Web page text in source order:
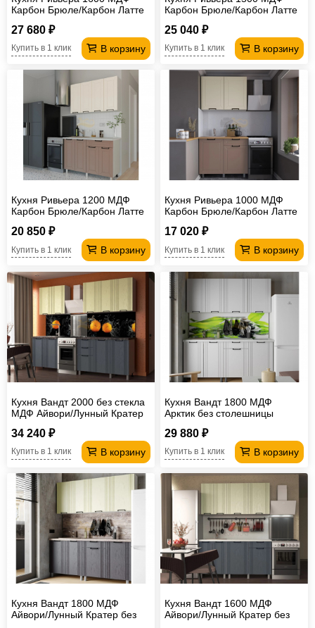
Карбон Брюле/Карбон Латте
27 680 ₽
В корзину
Купить в 1 клик
Карбон Брюле/Карбон Латте
25 040 ₽
В корзину
Купить в 1 клик
Кухня Ривьера 1200 МДФ
Карбон Брюле/Карбон Латте
20 850 ₽
В корзину
Купить в 1 клик
Кухня Ривьера 1000 МДФ
Карбон Брюле/Карбон Латте
17 020 ₽
В корзину
Купить в 1 клик
Кухня Вандт 2000 без стекла
МДФ Айвори/Лунный Кратер
34 240 ₽
В корзину
Купить в 1 клик
Кухня Вандт 1800 МДФ
Арктик без столешницы
29 880 ₽
В корзину
Купить в 1 клик
Кухня Вандт 1800 МДФ
Айвори/Лунный Кратер без
Кухня Вандт 1600 МДФ
Айвори/Лунный Кратер без